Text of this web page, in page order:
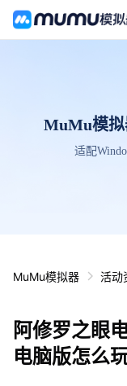
MuMu模拟
适配
MuMu模拟器 活动
阿修罗之眼
电脑版怎么